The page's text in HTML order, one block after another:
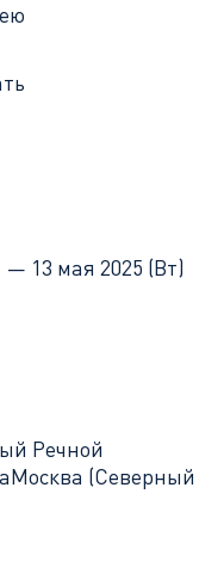
— 13 мая 2025 (Вт)
Речной
Москва (Северный